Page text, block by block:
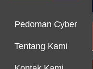
Pedoman Cyber
Tentang Kami